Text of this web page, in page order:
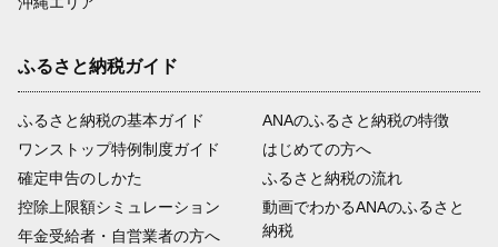
ふるさと納税ガイド
ふるさと納税の基本ガイド
ワンストップ特例制度ガイド
確定申告のしかた
控除上限額シミュレーション
年金受給者・自営業者の方へ
ANAのふるさと納税の特徴
はじめての方へ
ふるさと納税の流れ
動画でわかるANAのふるさと
納税